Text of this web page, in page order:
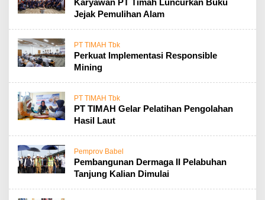
Karyawan PT Timah Luncurkan Buku
Jejak Pemulihan Alam
PT TIMAH Tbk
Perkuat Implementasi Responsible
Mining
PT TIMAH Tbk
PT TIMAH Gelar Pelatihan Pengolahan
Hasil Laut
Pemprov Babel
Pembangunan Dermaga II Pelabuhan
Tanjung Kalian Dimulai